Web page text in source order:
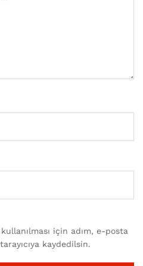
için adım, e-posta
kaydedilsin.